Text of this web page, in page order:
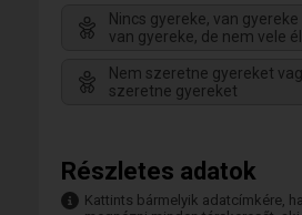
Nincs gyereke, van
van gyereke, de nem vele él
Nem szeretne gyereket
szeretne gyereket
Részletes adatok
Kattints bármelyik adatcímkére,